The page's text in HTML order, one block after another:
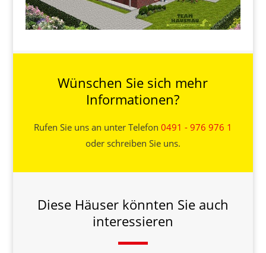
Wünschen Sie sich mehr
Informationen?
Rufen Sie uns an unter Telefon 0491 - 976 976 1
oder schreiben Sie uns.
Diese Häuser könnten Sie auch
interessieren